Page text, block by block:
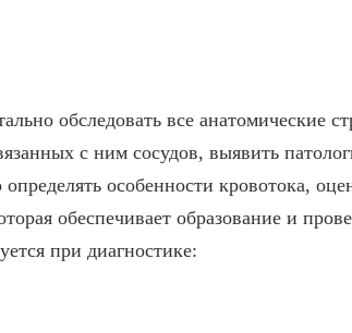
обследовать все анатомические
с ним сосудов, выявить
особенности кровотока,
обеспечивает образование и
при диагностике: